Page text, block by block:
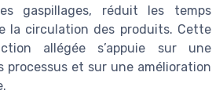
gaspillages, réduit les temps
la circulation des produits. Cette
allégée s’appuie sur une
processus et sur une amélioration